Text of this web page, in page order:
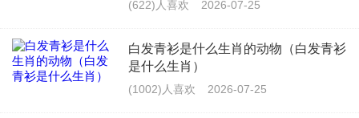
(622)人喜欢 2026-07-25
白发青衫是什么生肖的动物（白发青衫
是什么生肖）
(1002)人喜欢 2026-07-25